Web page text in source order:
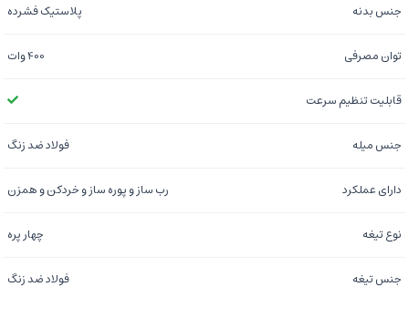
جنس بدنه پلاستیک فشرده
توان مصرفی 400 وات
قابلیت تنظیم سرعت
جنس میله فولاد ضد زنگ
دارای عملکرد رب ساز و پوره ساز و خردکن و همزن
نوع تیغه چهار پره
جنس تیغه فولاد ضد زنگ